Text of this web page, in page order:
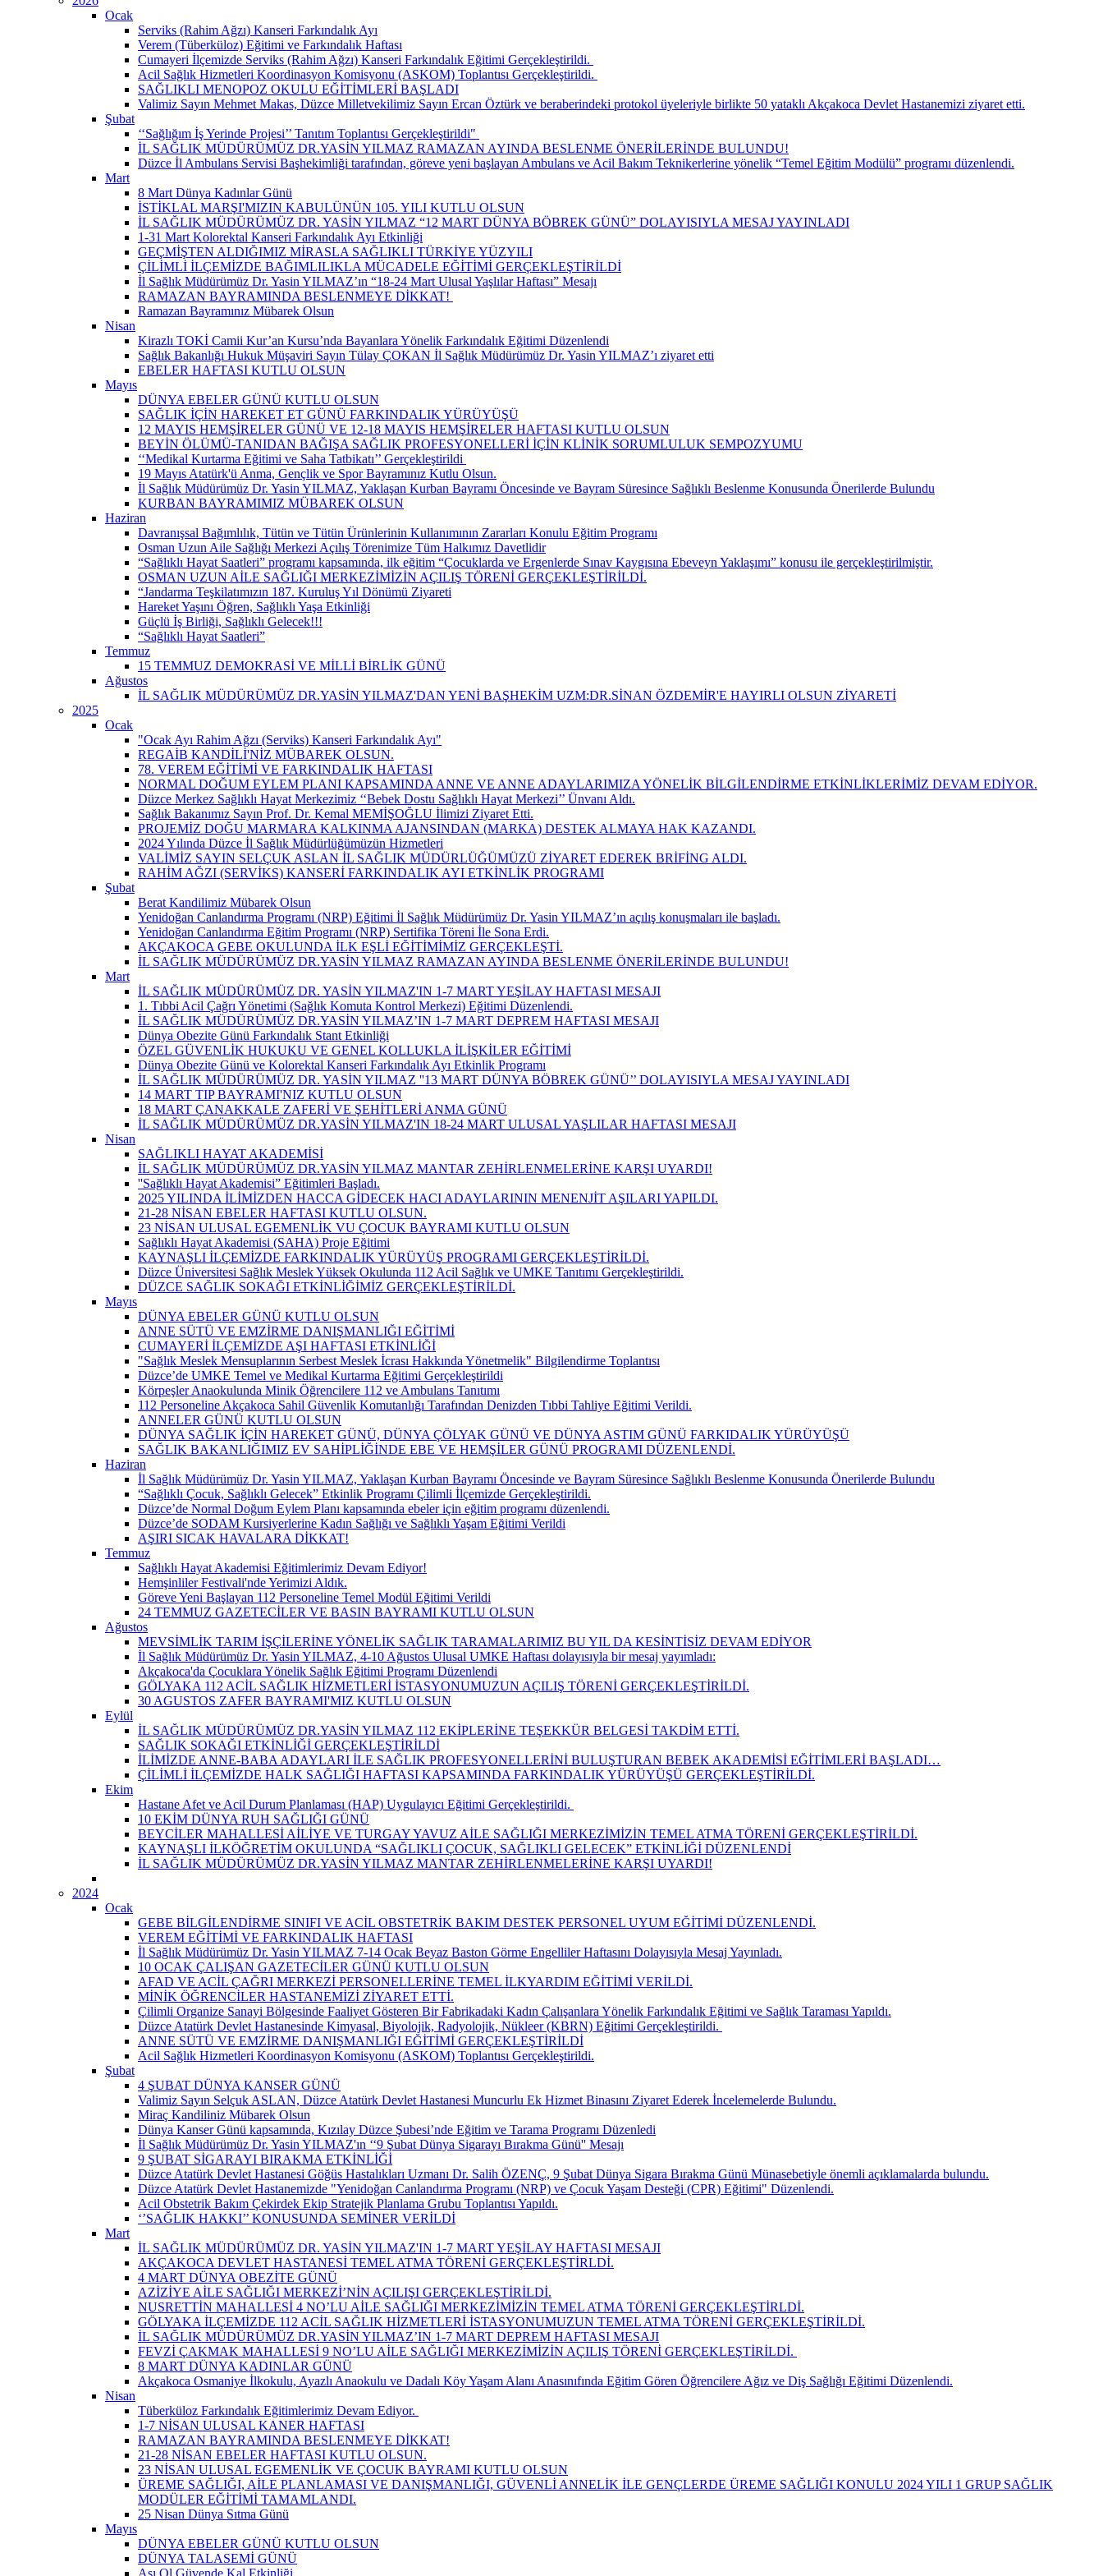
Ocak
Serviks (Rahim Ağzı) Kanseri Farkındalık Ayı
Verem (Tüberküloz) Eğitimi ve Farkındalık Haftası
Cumayeri İlçemizde Serviks (Rahim Ağzı) Kanseri Farkındalık Eğitimi Gerçekleştirildi. ​
Acil Sağlık Hizmetleri Koordinasyon Komisyonu (ASKOM) Toplantısı Gerçekleştirildi. ​
SAĞLIKLI MENOPOZ OKULU EĞİTİMLERİ BAŞLADI
Valimiz Sayın Mehmet Makas, Düzce Milletvekilimiz Sayın Ercan Öztürk ve beraberindeki protokol üyeleriyle birlikte 50 yataklı Akçakoca Devlet Hastanemizi ziyaret etti.
Şubat
‘‘Sağlığım İş Yerinde Projesi’’ Tanıtım Toplantısı Gerçekleştirildi" ​
İL SAĞLIK MÜDÜRÜMÜZ DR.YASİN YILMAZ RAMAZAN AYINDA BESLENME ÖNERİLERİNDE BULUNDU!
Düzce İl Ambulans Servisi Başhekimliği tarafından, göreve yeni başlayan Ambulans ve Acil Bakım Teknikerlerine yönelik “Temel Eğitim Modülü” programı düzenlendi.
Mart
8 Mart Dünya Kadınlar Günü
İSTİKLAL MARŞI'MIZIN KABULÜNÜN 105. YILI KUTLU OLSUN
İL SAĞLIK MÜDÜRÜMÜZ DR. YASİN YILMAZ “12 MART DÜNYA BÖBREK GÜNÜ” DOLAYISIYLA MESAJ YAYINLADI
1-31 Mart Kolorektal Kanseri Farkındalık Ayı Etkinliği
GEÇMİŞTEN ALDIĞIMIZ MİRASLA SAĞLIKLI TÜRKİYE YÜZYILI
ÇİLİMLİ İLÇEMİZDE BAĞIMLILIKLA MÜCADELE EĞİTİMİ GERÇEKLEŞTİRİLDİ
İl Sağlık Müdürümüz Dr. Yasin YILMAZ’ın “18-24 Mart Ulusal Yaşlılar Haftası” Mesajı
RAMAZAN BAYRAMINDA BESLENMEYE DİKKAT! ​
Ramazan Bayramınız Mübarek Olsun
Nisan
Kirazlı TOKİ Camii Kur’an Kursu’nda Bayanlara Yönelik Farkındalık Eğitimi Düzenlendi
Sağlık Bakanlığı Hukuk Müşaviri Sayın Tülay ÇOKAN İl Sağlık Müdürümüz Dr. Yasin YILMAZ’ı ziyaret etti
EBELER HAFTASI KUTLU OLSUN
Mayıs
DÜNYA EBELER GÜNÜ KUTLU OLSUN
SAĞLIK İÇİN HAREKET ET GÜNÜ FARKINDALIK YÜRÜYÜŞÜ
12 MAYIS HEMŞİRELER GÜNÜ VE 12-18 MAYIS HEMŞİRELER HAFTASI KUTLU OLSUN
BEYİN ÖLÜMÜ-TANIDAN BAĞIŞA SAĞLIK PROFESYONELLERİ İÇİN KLİNİK SORUMLULUK SEMPOZYUMU
‘‘Medikal Kurtarma Eğitimi ve Saha Tatbikatı’’ Gerçekleştirildi ​
19 Mayıs Atatürk'ü Anma, Gençlik ve Spor Bayramınız Kutlu Olsun.
İl Sağlık Müdürümüz Dr. Yasin YILMAZ, Yaklaşan Kurban Bayramı Öncesinde ve Bayram Süresince Sağlıklı Beslenme Konusunda Önerilerde Bulundu
KURBAN BAYRAMIMIZ MÜBAREK OLSUN
Haziran
Davranışsal Bağımlılık, Tütün ve Tütün Ürünlerinin Kullanımının Zararları Konulu Eğitim Programı
Osman Uzun Aile Sağlığı Merkezi Açılış Törenimize Tüm Halkımız Davetlidir
“Sağlıklı Hayat Saatleri” programı kapsamında, ilk eğitim “Çocuklarda ve Ergenlerde Sınav Kaygısına Ebeveyn Yaklaşımı” konusu ile gerçekleştirilmiştir.
OSMAN UZUN AİLE SAĞLIĞI MERKEZİMİZİN AÇILIŞ TÖRENİ GERÇEKLEŞTİRİLDİ.
“Jandarma Teşkilatımızın 187. Kuruluş Yıl Dönümü Ziyareti
Hareket Yaşını Öğren, Sağlıklı Yaşa Etkinliği
Güçlü İş Birliği, Sağlıklı Gelecek!!!
“Sağlıklı Hayat Saatleri”
Temmuz
15 TEMMUZ DEMOKRASİ VE MİLLİ BİRLİK GÜNÜ
Ağustos
İL SAĞLIK MÜDÜRÜMÜZ DR.YASİN YILMAZ'DAN YENİ BAŞHEKİM UZM:DR.SİNAN ÖZDEMİR'E HAYIRLI OLSUN ZİYARETİ
2025
Ocak
"Ocak Ayı Rahim Ağzı (Serviks) Kanseri Farkındalık Ayı"
REGAİB KANDİLİ'NİZ MÜBAREK OLSUN.
78. VEREM EĞİTİMİ VE FARKINDALIK HAFTASI
NORMAL DOĞUM EYLEM PLANI KAPSAMINDA ANNE VE ANNE ADAYLARIMIZA YÖNELİK BİLGİLENDİRME ETKİNLİKLERİMİZ DEVAM EDİYOR.
Düzce Merkez Sağlıklı Hayat Merkezimiz ‘‘Bebek Dostu Sağlıklı Hayat Merkezi’’ Ünvanı Aldı.
Sağlık Bakanımız Sayın Prof. Dr. Kemal MEMİŞOĞLU İlimizi Ziyaret Etti.
PROJEMİZ DOĞU MARMARA KALKINMA AJANSINDAN (MARKA) DESTEK ALMAYA HAK KAZANDI.
2024 Yılında Düzce İl Sağlık Müdürlüğümüzün Hizmetleri
VALİMİZ SAYIN SELÇUK ASLAN İL SAĞLIK MÜDÜRLÜĞÜMÜZÜ ZİYARET EDEREK BRİFİNG ALDI.
RAHİM AĞZI (SERVİKS) KANSERİ FARKINDALIK AYI ETKİNLİK PROGRAMI
Şubat
Berat Kandilimiz Mübarek Olsun
Yenidoğan Canlandırma Programı (NRP) Eğitimi İl Sağlık Müdürümüz Dr. Yasin YILMAZ’ın açılış konuşmaları ile başladı.
Yenidoğan Canlandırma Eğitim Programı (NRP) Sertifika Töreni İle Sona Erdi.
AKÇAKOCA GEBE OKULUNDA İLK EŞLİ EĞİTİMİMİZ GERÇEKLEŞTİ.
İL SAĞLIK MÜDÜRÜMÜZ DR.YASİN YILMAZ RAMAZAN AYINDA BESLENME ÖNERİLERİNDE BULUNDU!
Mart
İL SAĞLIK MÜDÜRÜMÜZ DR. YASİN YILMAZ'IN 1-7 MART YEŞİLAY HAFTASI MESAJI
1. Tıbbi Acil Çağrı Yönetimi (Sağlık Komuta Kontrol Merkezi) Eğitimi Düzenlendi.
İL SAĞLIK MÜDÜRÜMÜZ DR.YASİN YILMAZ’IN 1-7 MART DEPREM HAFTASI MESAJI
Dünya Obezite Günü Farkındalık Stant Etkinliği
ÖZEL GÜVENLİK HUKUKU VE GENEL KOLLUKLA İLİŞKİLER EĞİTİMİ
Dünya Obezite Günü ve Kolorektal Kanseri Farkındalık Ayı Etkinlik Programı
İL SAĞLIK MÜDÜRÜMÜZ DR. YASİN YILMAZ ''13 MART DÜNYA BÖBREK GÜNÜ’’ DOLAYISIYLA MESAJ YAYINLADI
14 MART TIP BAYRAMI'NIZ KUTLU OLSUN
18 MART ÇANAKKALE ZAFERİ VE ŞEHİTLERİ ANMA GÜNÜ
İL SAĞLIK MÜDÜRÜMÜZ DR.YASİN YILMAZ'IN 18-24 MART ULUSAL YAŞLILAR HAFTASI MESAJI
Nisan
SAĞLIKLI HAYAT AKADEMİSİ
İL SAĞLIK MÜDÜRÜMÜZ DR.YASİN YILMAZ MANTAR ZEHİRLENMELERİNE KARŞI UYARDI!
''Sağlıklı Hayat Akademisi” Eğitimleri Başladı.
2025 YILINDA İLİMİZDEN HACCA GİDECEK HACI ADAYLARININ MENENJİT AŞILARI YAPILDI.
21-28 NİSAN EBELER HAFTASI KUTLU OLSUN.
23 NİSAN ULUSAL EGEMENLİK VU ÇOCUK BAYRAMI KUTLU OLSUN
Sağlıklı Hayat Akademisi (SAHA) Proje Eğitimi
KAYNAŞLI İLÇEMİZDE FARKINDALIK YÜRÜYÜŞ PROGRAMI GERÇEKLEŞTİRİLDİ.
Düzce Üniversitesi Sağlık Meslek Yüksek Okulunda 112 Acil Sağlık ve UMKE Tanıtımı Gerçekleştirildi.
DÜZCE SAĞLIK SOKAĞI ETKİNLİĞİMİZ GERÇEKLEŞTİRİLDİ.
Mayıs
DÜNYA EBELER GÜNÜ KUTLU OLSUN
ANNE SÜTÜ VE EMZİRME DANIŞMANLIĞI EĞİTİMİ
CUMAYERİ İLÇEMİZDE AŞI HAFTASI ETKİNLİĞİ
"Sağlık Meslek Mensuplarının Serbest Meslek İcrası Hakkında Yönetmelik" Bilgilendirme Toplantısı
Düzce’de UMKE Temel ve Medikal Kurtarma Eğitimi Gerçekleştirildi
Körpeşler Anaokulunda Minik Öğrencilere 112 ve Ambulans Tanıtımı
112 Personeline Akçakoca Sahil Güvenlik Komutanlığı Tarafından Denizden Tıbbi Tahliye Eğitimi Verildi.
ANNELER GÜNÜ KUTLU OLSUN
DÜNYA SAĞLIK İÇİN HAREKET GÜNÜ, DÜNYA ÇÖLYAK GÜNÜ VE DÜNYA ASTIM GÜNÜ FARKIDALIK YÜRÜYÜŞÜ
SAĞLIK BAKANLIĞIMIZ EV SAHİPLİĞİNDE EBE VE HEMŞİLER GÜNÜ PROGRAMI DÜZENLENDİ.
Haziran
İl Sağlık Müdürümüz Dr. Yasin YILMAZ, Yaklaşan Kurban Bayramı Öncesinde ve Bayram Süresince Sağlıklı Beslenme Konusunda Önerilerde Bulundu
“Sağlıklı Çocuk, Sağlıklı Gelecek” Etkinlik Programı Çilimli İlçemizde Gerçekleştirildi.
Düzce’de Normal Doğum Eylem Planı kapsamında ebeler için eğitim programı düzenlendi.
Düzce’de SODAM Kursiyerlerine Kadın Sağlığı ve Sağlıklı Yaşam Eğitimi Verildi
AŞIRI SICAK HAVALARA DİKKAT!
Temmuz
Sağlıklı Hayat Akademisi Eğitimlerimiz Devam Ediyor!
Hemşinliler Festivali'nde Yerimizi Aldık.
Göreve Yeni Başlayan 112 Personeline Temel Modül Eğitimi Verildi
24 TEMMUZ GAZETECİLER VE BASIN BAYRAMI KUTLU OLSUN
Ağustos
MEVSİMLİK TARIM İŞÇİLERİNE YÖNELİK SAĞLIK TARAMALARIMIZ BU YIL DA KESİNTİSİZ DEVAM EDİYOR
İl Sağlık Müdürümüz Dr. Yasin YILMAZ, 4-10 Ağustos Ulusal UMKE Haftası dolayısıyla bir mesaj yayımladı:
Akçakoca'da Çocuklara Yönelik Sağlık Eğitimi Programı Düzenlendi
GÖLYAKA 112 ACİL SAĞLIK HİZMETLERİ İSTASYONUMUZUN AÇILIŞ TÖRENİ GERÇEKLEŞTİRİLDİ.
30 AGUSTOS ZAFER BAYRAMI'MIZ KUTLU OLSUN
Eylül
İL SAĞLIK MÜDÜRÜMÜZ DR.YASİN YILMAZ 112 EKİPLERİNE TEŞEKKÜR BELGESİ TAKDİM ETTİ.
SAĞLIK SOKAĞI ETKİNLİĞİ GERÇEKLEŞTİRİLDİ
İLİMİZDE ANNE-BABA ADAYLARI İLE SAĞLIK PROFESYONELLERİNİ BULUŞTURAN BEBEK AKADEMİSİ EĞİTİMLERİ BAŞLADI…
ÇİLİMLİ İLÇEMİZDE HALK SAĞLIĞI HAFTASI KAPSAMINDA FARKINDALIK YÜRÜYÜŞÜ GERÇEKLEŞTİRİLDİ.
Ekim
Hastane Afet ve Acil Durum Planlaması (HAP) Uygulayıcı Eğitimi Gerçekleştirildi. ​
10 EKİM DÜNYA RUH SAĞLIĞI GÜNÜ
BEYCİLER MAHALLESİ AİLİYE VE TURGAY YAVUZ AİLE SAĞLIĞI MERKEZİMİZİN TEMEL ATMA TÖRENİ GERÇEKLEŞTİRİLDİ.
KAYNAŞLI İLKÖĞRETİM OKULUNDA “SAĞLIKLI ÇOCUK, SAĞLIKLI GELECEK” ETKİNLİĞİ DÜZENLENDİ
İL SAĞLIK MÜDÜRÜMÜZ DR.YASİN YILMAZ MANTAR ZEHİRLENMELERİNE KARŞI UYARDI!
2024
Ocak
GEBE BİLGİLENDİRME SINIFI VE ACİL OBSTETRİK BAKIM DESTEK PERSONEL UYUM EĞİTİMİ DÜZENLENDİ.
VEREM EĞİTİMİ VE FARKINDALIK HAFTASI
İl Sağlık Müdürümüz Dr. Yasin YILMAZ 7-14 Ocak Beyaz Baston Görme Engelliler Haftasını Dolayısıyla Mesaj Yayınladı.
10 OCAK ÇALIŞAN GAZETECİLER GÜNÜ KUTLU OLSUN
AFAD VE ACİL ÇAĞRI MERKEZİ PERSONELLERİNE TEMEL İLKYARDIM EĞİTİMİ VERİLDİ.
MİNİK ÖĞRENCİLER HASTANEMİZİ ZİYARET ETTİ.
Çilimli Organize Sanayi Bölgesinde Faaliyet Gösteren Bir Fabrikadaki Kadın Çalışanlara Yönelik Farkındalık Eğitimi ve Sağlık Taraması Yapıldı.
Düzce Atatürk Devlet Hastanesinde Kimyasal, Biyolojik, Radyolojik, Nükleer (KBRN) Eğitimi Gerçekleştirildi. ​
ANNE SÜTÜ VE EMZİRME DANIŞMANLIĞI EĞİTİMİ GERÇEKLEŞTİRİLDİ
Acil Sağlık Hizmetleri Koordinasyon Komisyonu (ASKOM) Toplantısı Gerçekleştirildi.
Şubat
4 ŞUBAT DÜNYA KANSER GÜNÜ
Valimiz Sayın Selçuk ASLAN, Düzce Atatürk Devlet Hastanesi Muncurlu Ek Hizmet Binasını Ziyaret Ederek İncelemelerde Bulundu.
Miraç Kandiliniz Mübarek Olsun
Dünya Kanser Günü kapsamında, Kızılay Düzce Şubesi’nde Eğitim ve Tarama Programı Düzenledi
İl Sağlık Müdürümüz Dr. Yasin YILMAZ'ın ‘‘9 Şubat Dünya Sigarayı Bırakma Günü'' Mesajı
9 ŞUBAT SİGARAYI BIRAKMA ETKİNLİĞİ
Düzce Atatürk Devlet Hastanesi Göğüs Hastalıkları Uzmanı Dr. Salih ÖZENÇ, 9 Şubat Dünya Sigara Bırakma Günü Münasebetiyle önemli açıklamalarda bulundu.
Düzce Atatürk Devlet Hastanemizde "Yenidoğan Canlandırma Programı (NRP) ve Çocuk Yaşam Desteği (CPR) Eğitimi" Düzenlendi.
Acil Obstetrik Bakım Çekirdek Ekip Stratejik Planlama Grubu Toplantısı Yapıldı.
‘’SAĞLIK HAKKI’’ KONUSUNDA SEMİNER VERİLDİ
Mart
İL SAĞLIK MÜDÜRÜMÜZ DR. YASİN YILMAZ'IN 1-7 MART YEŞİLAY HAFTASI MESAJI
AKÇAKOCA DEVLET HASTANESİ TEMEL ATMA TÖRENİ GERÇEKLEŞTİRLDİ.
4 MART DÜNYA OBEZİTE GÜNÜ
AZİZİYE AİLE SAĞLIĞI MERKEZİ’NİN AÇILIŞI GERÇEKLEŞTİRİLDİ.
NUSRETTİN MAHALLESİ 4 NO’LU AİLE SAĞLIĞI MERKEZİMİZİN TEMEL ATMA TÖRENİ GERÇEKLEŞTİRLDİ.
GÖLYAKA İLÇEMİZDE 112 ACİL SAĞLIK HİZMETLERİ İSTASYONUMUZUN TEMEL ATMA TÖRENİ GERÇEKLEŞTİRİLDİ.
İL SAĞLIK MÜDÜRÜMÜZ DR.YASİN YILMAZ’IN 1-7 MART DEPREM HAFTASI MESAJI
FEVZİ ÇAKMAK MAHALLESİ 9 NO’LU AİLE SAĞLIĞI MERKEZİMİZİN AÇILIŞ TÖRENİ GERÇEKLEŞTİRİLDİ. ​
8 MART DÜNYA KADINLAR GÜNÜ
Akçakoca Osmaniye İlkokulu, Ayazlı Anaokulu ve Dadalı Köy Yaşam Alanı Anasınıfında Eğitim Gören Öğrencilere Ağız ve Diş Sağlığı Eğitimi Düzenlendi.
Nisan
Tüberküloz Farkındalık Eğitimlerimiz Devam Ediyor. ​
1-7 NİSAN ULUSAL KANER HAFTASI
RAMAZAN BAYRAMINDA BESLENMEYE DİKKAT!
21-28 NİSAN EBELER HAFTASI KUTLU OLSUN.
23 NİSAN ULUSAL EGEMENLİK VE ÇOCUK BAYRAMI KUTLU OLSUN
ÜREME SAĞLIĞI, AİLE PLANLAMASI VE DANIŞMANLIĞI, GÜVENLİ ANNELİK İLE GENÇLERDE ÜREME SAĞLIĞI KONULU 2024 YILI 1 GRUP SAĞLIK
MODÜLER EĞİTİMİ TAMAMLANDI.
25 Nisan Dünya Sıtma Günü
Mayıs
DÜNYA EBELER GÜNÜ KUTLU OLSUN
DÜNYA TALASEMİ GÜNÜ
Aşı Ol Güvende Kal Etkinliği ​